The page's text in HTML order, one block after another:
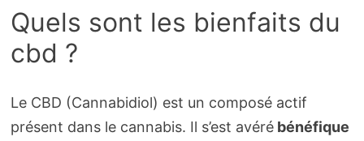
Quels sont les bienfaits du
cbd ?
Le CBD (Cannabidiol) est un composé actif
présent dans le cannabis. Il s’est avérébénéfique